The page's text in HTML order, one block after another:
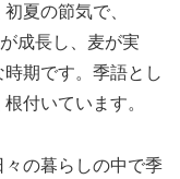
夏の節気で、
成長し、麦が実
期です。季語とし
付いています。
の暮らしの中で季